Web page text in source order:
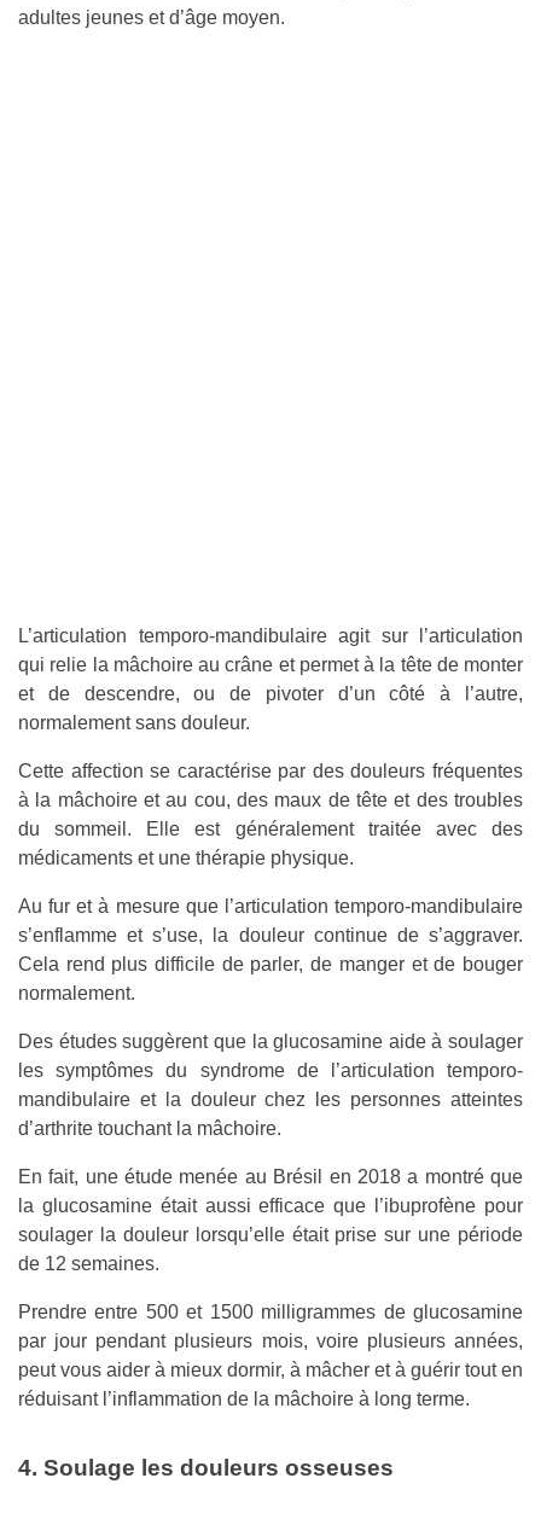
adultes jeunes et d’âge moyen.
L’articulation temporo-mandibulaire agit sur l’articulation
qui relie la mâchoire au crâne et permet à la tête de monter
et de descendre, ou de pivoter d’un côté à l’autre,
normalement sans douleur.
Cette affection se caractérise par des douleurs fréquentes
à la mâchoire et au cou, des maux de tête et des troubles
du sommeil. Elle est généralement traitée avec des
médicaments et une thérapie physique.
Au fur et à mesure que l’articulation temporo-mandibulaire
s’enflamme et s’use, la douleur continue de s’aggraver.
Cela rend plus difficile de parler, de manger et de bouger
normalement.
Des études suggèrent que la glucosamine aide à soulager
les symptômes du syndrome de l’articulation temporo-
mandibulaire et la douleur chez les personnes atteintes
d’arthrite touchant la mâchoire.
En fait, une étude menée au Brésil en 2018 a montré que
la glucosamine était aussi efficace que l’ibuprofène pour
soulager la douleur lorsqu’elle était prise sur une période
de 12 semaines.
Prendre entre 500 et 1500 milligrammes de glucosamine
par jour pendant plusieurs mois, voire plusieurs années,
peut vous aider à mieux dormir, à mâcher et à guérir tout en
réduisant l’inflammation de la mâchoire à long terme.
4. Soulage les douleurs osseuses